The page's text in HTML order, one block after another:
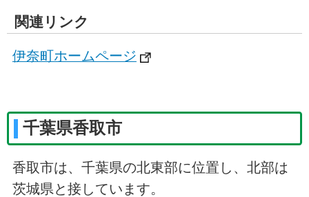
関連リンク
伊奈町ホームページ
千葉県香取市
香取市は、千葉県の北東部に位置し、北部は
茨城県と接しています。